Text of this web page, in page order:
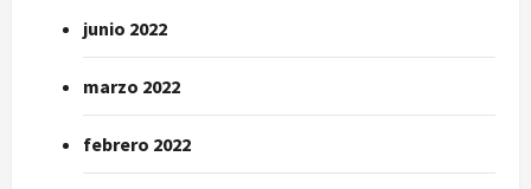
junio 2022
marzo 2022
febrero 2022